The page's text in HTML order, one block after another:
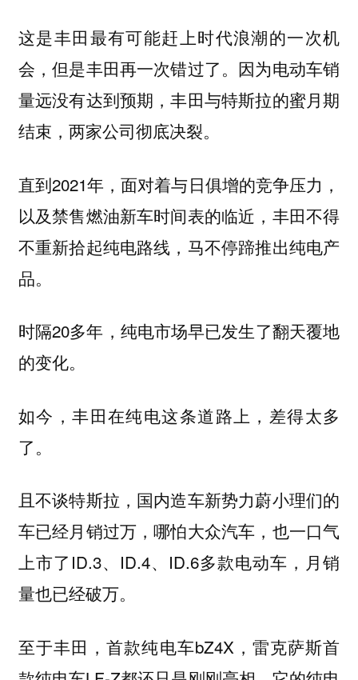
这是丰田最有可能赶上时代浪潮的一次机
会，但是丰田再一次错过了。因为电动车销
量远没有达到预期，丰田与特斯拉的蜜月期
结束，两家公司彻底决裂。
直到2021年，面对着与日俱增的竞争压力，
以及禁售燃油新车时间表的临近，丰田不得
不重新拾起纯电路线，马不停蹄推出纯电产
品。
时隔20多年，纯电市场早已发生了翻天覆地
的变化。
如今，丰田在纯电这条道路上，差得太多
了。
且不谈特斯拉，国内造车新势力蔚小理们的
车已经月销过万，哪怕大众汽车，也一口气
上市了ID.3、ID.4、ID.6多款电动车，月销
量也已经破万。
至于丰田，首款纯电车bZ4X，雷克萨斯首